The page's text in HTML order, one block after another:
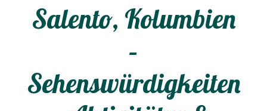
Salento, Kolumbien
–
Sehenswürdigkeiten